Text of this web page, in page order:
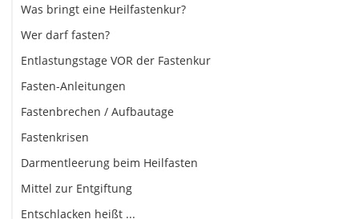
Was bringt eine Heilfastenkur?
Wer darf fasten?
Entlastungstage VOR der Fastenkur
Fasten-Anleitungen
Fastenbrechen / Aufbautage
Fastenkrisen
Darmentleerung beim Heilfasten
Mittel zur Entgiftung
Entschlacken heißt ...